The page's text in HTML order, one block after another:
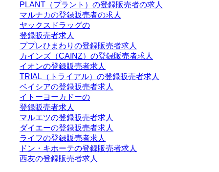
PLANT（プラント）の登録販売者の求人
マルナカの登録販売者の求人
ヤックスドラッグの
登録販売者求人
ププレひまわりの登録販売者求人
カインズ（CAINZ）の登録販売者求人
イオンの登録販売者求人
TRIAL（トライアル）の登録販売者求人
ベイシアの登録販売者求人
イトーヨーカドーの
登録販売者求人
マルエツの登録販売者求人
ダイエーの登録販売者求人
ライフの登録販売者求人
ドン・キホーテの登録販売者求人
西友の登録販売者求人